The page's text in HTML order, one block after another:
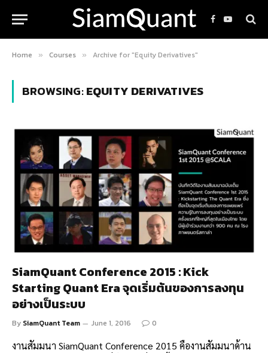
Facebook
YouTube
Home » Courses » Archive for "Equity Derivatives"
BROWSING:EQUITY DERIVATIVES
SiamQuant Conference 2015 : Kick
Starting Quant Era จุดเริ่มต้นของการลงทุน
อย่างเป็นระบบ
By SiamQuant Team June 1, 2016 0
งานสัมมนา SiamQuant Conference 2015 คืองานสัมมนาด้าน